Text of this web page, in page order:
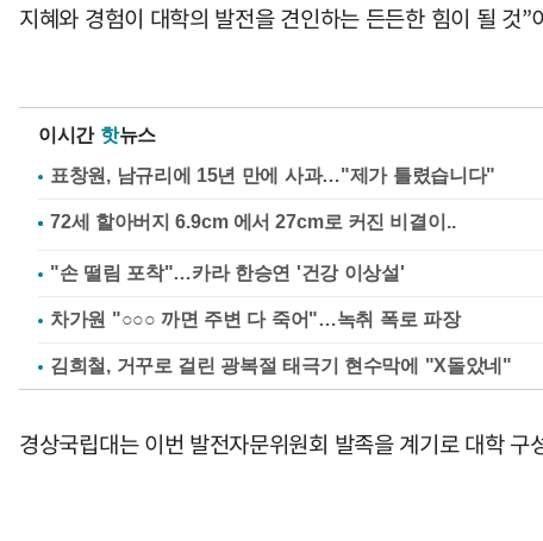
지혜와 경험이 대학의 발전을 견인하는 든든한 힘이 될 것”
이시간 핫뉴스
표창원, 남규리에 15년 만에 사과…"제가 틀렸습니다"
"손 떨림 포착"…카라 한승연 '건강 이상설'
차가원 "○○○ 까면 주변 다 죽어"…녹취 폭로 파장
김희철, 거꾸로 걸린 광복절 태극기 현수막에 "X돌았네"
경상국립대는 이번 발전자문위원회 발족을 계기로 대학